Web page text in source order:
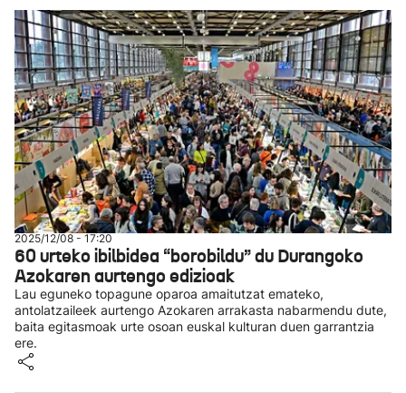
2025/12/08 - 17:20
60 urteko ibilbidea “borobildu” du Durangoko
Azokaren aurtengo edizioak
Lau eguneko topagune oparoa amaitutzat emateko,
antolatzaileek aurtengo Azokaren arrakasta nabarmendu dute,
baita egitasmoak urte osoan euskal kulturan duen garrantzia
ere.